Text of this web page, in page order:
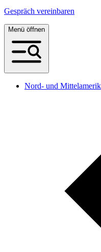
Gespräch vereinbaren
Menü öffnen
Nord- und